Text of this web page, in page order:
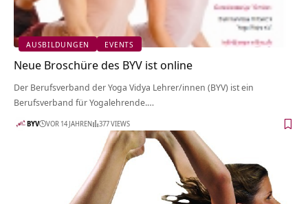
AUSBILDUNGEN EVENTS
Neue Broschüre des BYV ist online
Der Berufsverband der Yoga Vidya Lehrer/innen (BYV) ist ein
Berufsverband für Yogalehrende.…
BYV VOR 14 JAHREN 377 VIEWS